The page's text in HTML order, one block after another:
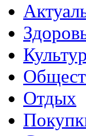
Отдых